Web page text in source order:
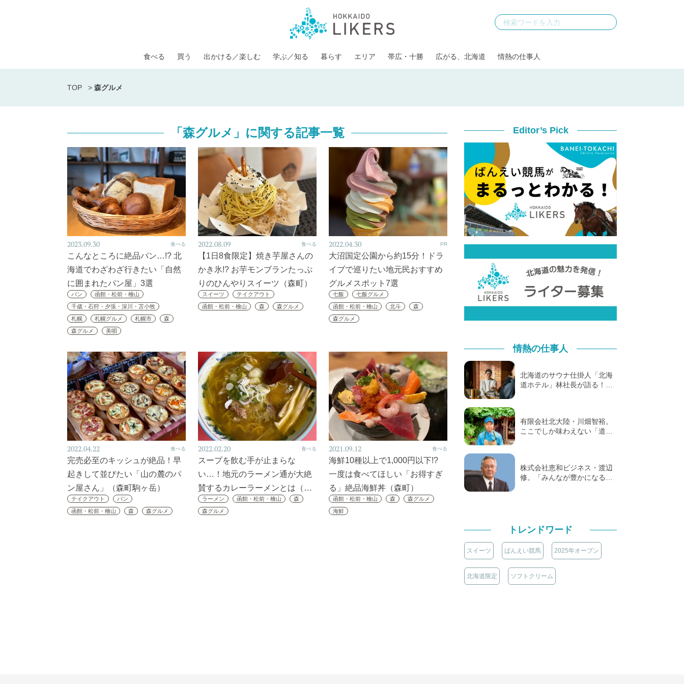
食べる 買う 出かける／楽しむ 学ぶ／知る 暮らす エリア 帯広・十勝 広がる、北海道 情熱の仕事人
TOP > 森グルメ
「森グルメ」に関する記事一覧
2023.09.30 食べる
こんなところに絶品パン…!? 北
海道でわざわざ行きたい「自然
に囲まれたパン屋」3選
パン
函館・松前・檜山
千歳・石狩・夕張・深川・苫小牧
札幌
札幌グルメ 札幌市
森
森グルメ
美唄
2022.08.09 食べる
【1日8食限定】焼き芋屋さんの
かき氷!? お芋モンブランたっぷ
りのひんやりスイーツ（森町）
スイーツ
テイクアウト
函館・松前・檜山
森 森グルメ
2022.04.30 PR
大沼国定公園から約15分！ドラ
イブで巡りたい地元民おすすめ
グルメスポット7選
七飯
七飯グルメ
函館・松前・檜山
北斗
森
森グルメ
2022.04.22 食べる
完売必至のキッシュが絶品！早
起きして並びたい「山の麓のパ
ン屋さん」（森町駒ヶ岳）
テイクアウト
パン
函館・松前・檜山
森 森グルメ
2022.02.20 食べる
スープを飲む手が止まらな
い…！地元のラーメン通が大絶
賛するカレーラーメンとは（…
ラーメン 函館・松前・檜山
森
森グルメ
2021.09.12 食べる
海鮮10種以上で1,000円以下!?
一度は食べてほしい「お得すぎ
る」絶品海鮮丼（森町）
函館・松前・檜山 森
森グルメ
海鮮
Editor’s Pick
情熱の仕事人
北海道のサウナ仕掛人「北海
道ホテル」林社長が語る！…
有限会社北大陸・川畑智裕。
ここでしか味わえない「道…
株式会社恵和ビジネス・渡辺
修。「みんなが豊かになる…
トレンドワード
スイーツ ばんえい競馬 2025年オープン
北海道限定 ソフトクリーム